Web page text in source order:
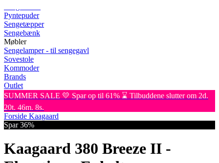
Pyntepuder
Sengetæpper
Sengebænk
Møbler
Sengelamper - til sengegavl
Sovestole
Kommoder
Brands
Outlet
SUMMER SALE 💛 Spar op til 61% ⌛ Tilbuddene slutter om 2d.
20t. 46m. 8s.
Forside Kaagaard
Spar 36%
Kaagaard 380 Breeze II -